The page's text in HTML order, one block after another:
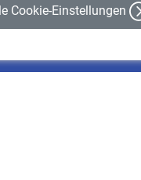
Cookie-Einstellungen